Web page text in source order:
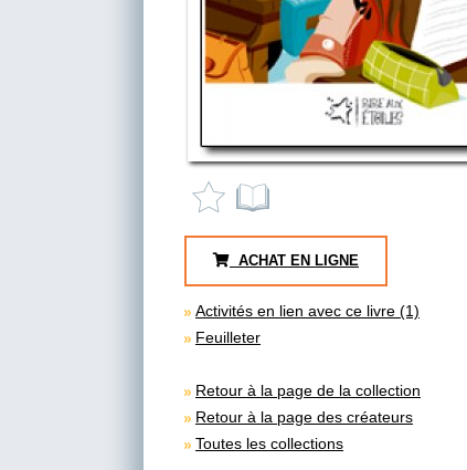
ACHAT EN LIGNE
Activités en lien avec ce livre (1)
Feuilleter
Retour à la page de la collection
Retour à la page des créateurs
Toutes les collections